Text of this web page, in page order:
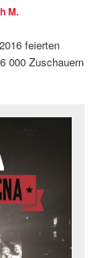
M.
feierten
000 Zuschauern